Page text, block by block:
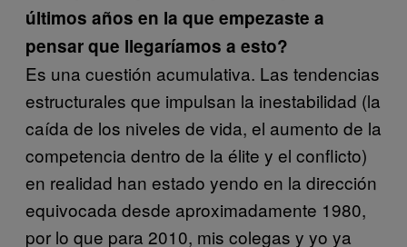
últimos años en la que empezaste a
pensar que llegaríamos a esto?
Es una cuestión acumulativa. Las tendencias
estructurales que impulsan la inestabilidad (la
caída de los niveles de vida, el aumento de la
competencia dentro de la élite y el conflicto)
en realidad han estado yendo en la dirección
equivocada desde aproximadamente 1980,
por lo que para 2010, mis colegas y yo ya